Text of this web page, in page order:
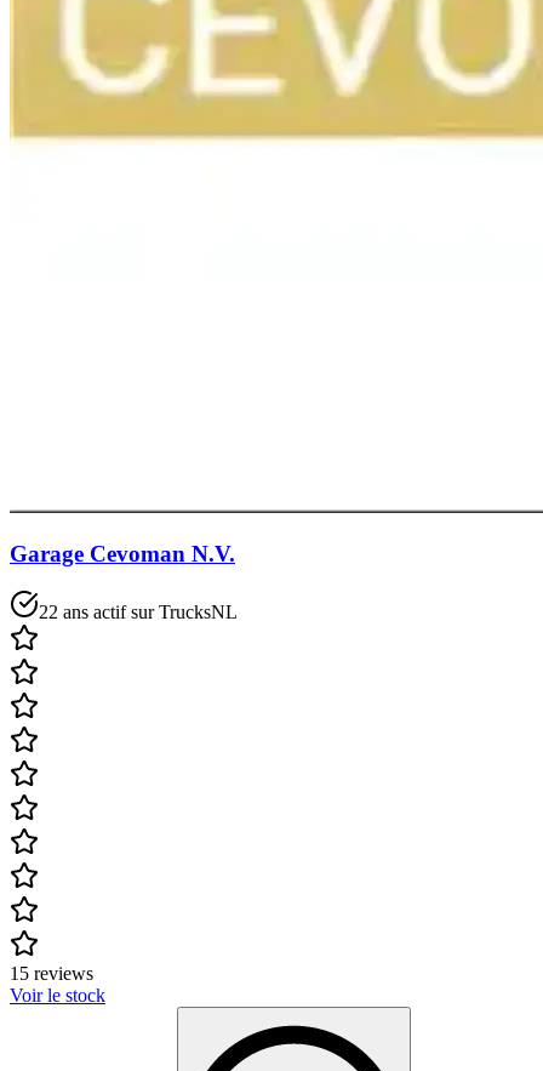
Garage Cevoman N.V.
22 ans actif sur TrucksNL
15 reviews
Voir le stock